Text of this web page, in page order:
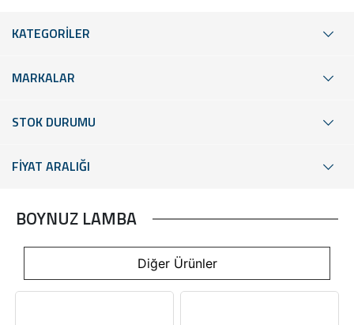
KATEGORİLER
MARKALAR
STOK DURUMU
FİYAT ARALIĞI
BOYNUZ LAMBA
Diğer Ürünler